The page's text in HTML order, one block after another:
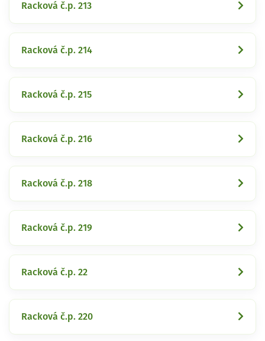
Racková č.p. 213
Racková č.p. 214
Racková č.p. 215
Racková č.p. 216
Racková č.p. 218
Racková č.p. 219
Racková č.p. 22
Racková č.p. 220